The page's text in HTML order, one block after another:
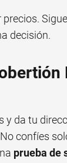
decisión.
y da tu
confíes
prueba de